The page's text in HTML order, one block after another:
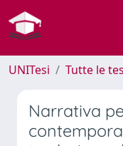
UNITesi Tutte le
Narrativa